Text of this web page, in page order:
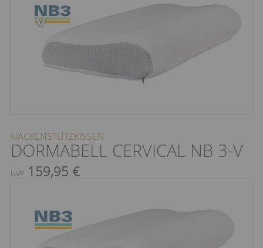
NACKENSTÜTZKISSEN
DORMABELL CERVICAL NB 3-V
UVP 159,95 €